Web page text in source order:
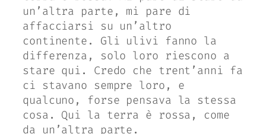
un’altra parte, mi pare di
affacciarsi su un’altro
continente. Gli ulivi fanno la
differenza, solo loro riescono a
stare qui. Credo che trent’anni fa
ci stavano sempre loro, e
qualcuno, forse pensava la stessa
cosa. Qui la terra è rossa, come
da un’altra parte.